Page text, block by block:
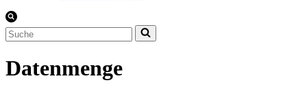
Suchen
nach …
Datenmenge